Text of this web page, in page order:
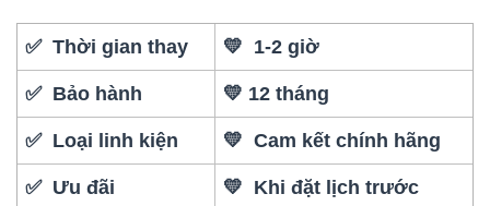
✅ Thời gian thay 💛 1-2 giờ
✅ Bảo hành 💛 12 tháng
✅ Loại linh kiện 💛 Cam kết chính hãng
✅ Ưu đãi 💛 Khi đặt lịch trước